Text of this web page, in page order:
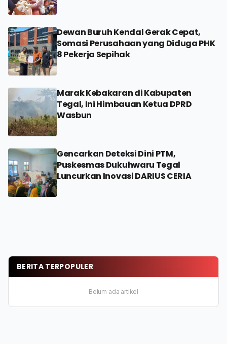
Dewan Buruh Kendal Gerak Cepat,
Somasi Perusahaan yang Diduga PHK
8 Pekerja Sepihak
Marak Kebakaran di Kabupaten
Tegal, Ini Himbauan Ketua DPRD
Wasbun
Gencarkan Deteksi Dini PTM,
Puskesmas Dukuhwaru Tegal
Luncurkan Inovasi DARIUS CERIA
BERITA TERPOPULER
Belum ada artikel